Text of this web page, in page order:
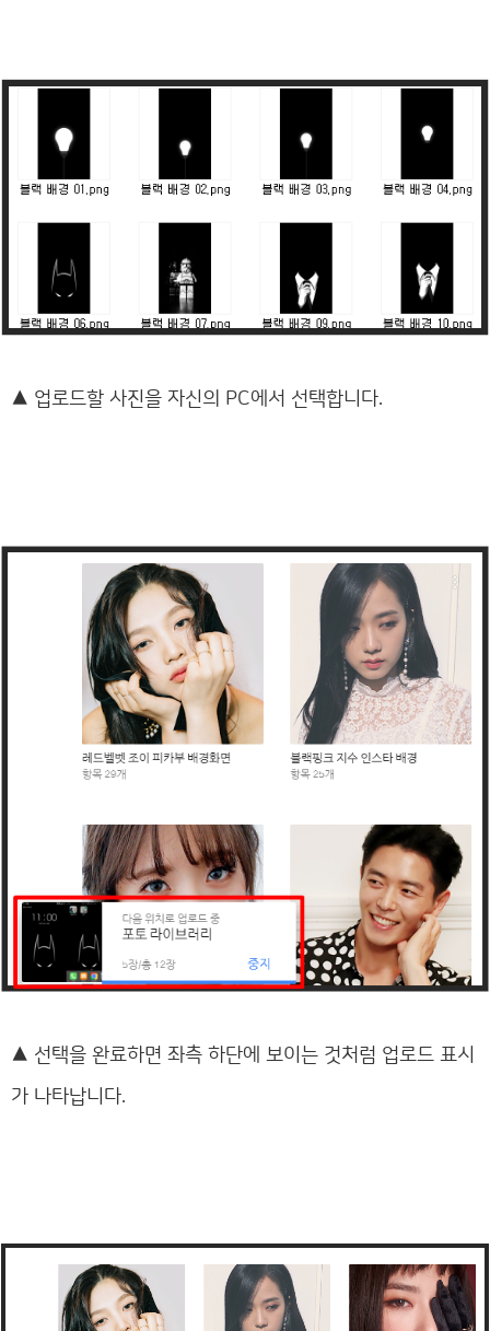
▲ 업로드할 사진을 자신의 PC에서 선택합니다.
▲ 선택을 완료하면 좌측 하단에 보이는 것처럼 업로드 표시
가 나타납니다.